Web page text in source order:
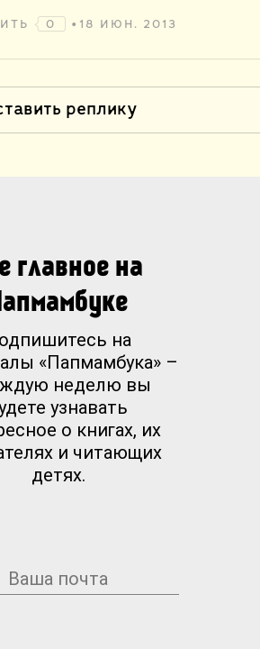
0 18 ИЮН. 2013
реплику
главное на
на
«Папмамбука» –
неделю вы
узнавать
о книгах, их
и читающих
детях.